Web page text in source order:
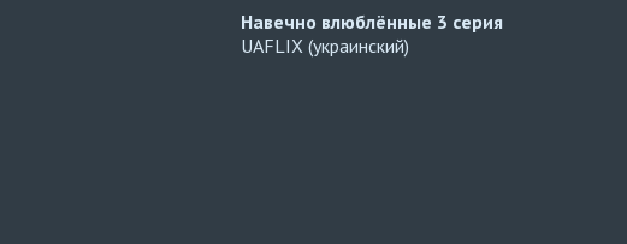
Навечно влюблённые 3 серия
UAFLIX (украинский)